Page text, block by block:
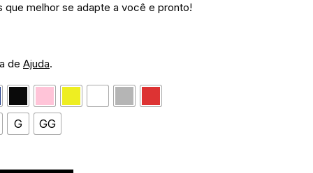
que melhor se adapte a você e pronto!
de Ajuda.
G GG